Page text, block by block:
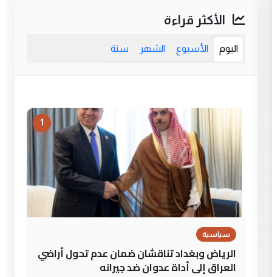
الأكثر قراءة
اليوم الأسبوع الشهر سنة
1
سياسية
الرياض وبغداد تناقشان ضمان عدم تحول أراضي
العراق إلى أداة عدوان ضد جيرانه